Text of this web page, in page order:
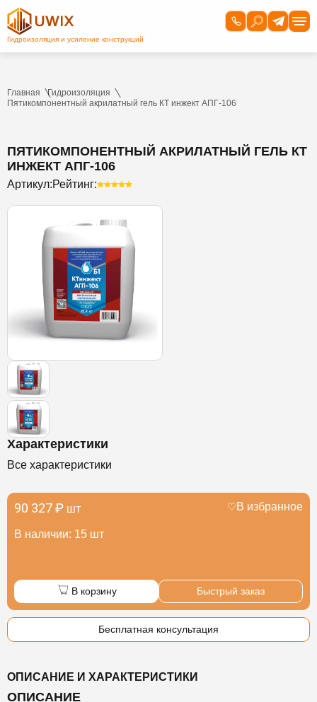
Главная
Гидроизоляция
Пятикомпонентный акрилатный гель КТ инжект АПГ-106
ПЯТИКОМПОНЕНТНЫЙ АКРИЛАТНЫЙ ГЕЛЬ КТ
ИНЖЕКТ АПГ-106
Артикул:Рейтинг:
Характеристики
Все характеристики
90 327 ₽ шт
В наличии: 15 шт
В избранное
В корзину Быстрый заказ
Бесплатная консультация
ОПИСАНИЕ И ХАРАКТЕРИСТИКИ
ОПИСАНИЕ